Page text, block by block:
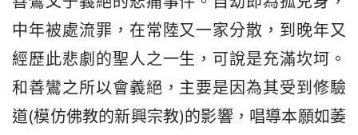
中年被處流罪，在常陸又一家分散，到晚年又
經歷此悲劇的聖人之一生，可說是充滿坎坷。
和善鸞之所以會義絕，主要是因為其受到修驗
道(模仿佛教的新興宗教)的影響，唱導本願如萎